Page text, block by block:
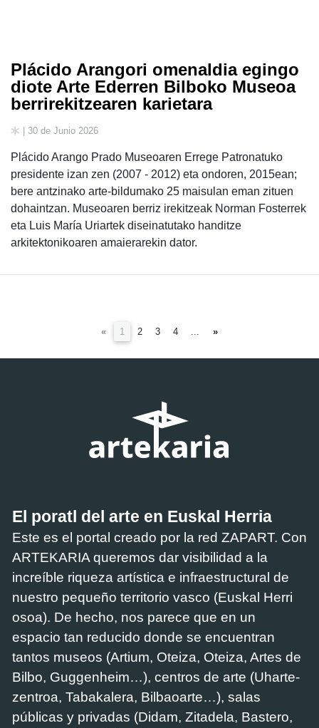
Plácido Arangori omenaldia egingo
diote Arte Ederren Bilboko Museoa
berrirekitzearen karietara
| 30 de Junio 2026
Plácido Arango Prado Museoaren Errege Patronatuko
presidente izan zen (2007 - 2012) eta ondoren, 2015ean;
bere antzinako arte-bildumako 25 maisulan eman zituen
dohaintzan. Museoaren berriz irekitzeak Norman Fosterrek
eta Luis María Uriartek diseinatutako handitze
arkitektonikoaren amaierarekin dator.
« 1 (current)
2 3 4 »
El poratl del arte en Euskal Herria
Este es el portal creado por la red ZAPART. Con
ARTEKARIA queremos dar visibilidad a la
increíble riqueza artística e infraestructural de
nuestro pequeño territorio vasco (Euskal Herri
osoa). De hecho, nos parece que en un
espacio tan reducido donde se encuentran
tantos museos (Artium, Oteiza, Oteiza, Artes de
Bilbo, Guggenheim…), centros de arte (Uharte-
zentroa, Tabakalera, Bilbaoarte…), salas
públicas y privadas (Didam, Zitadela, Bastero,